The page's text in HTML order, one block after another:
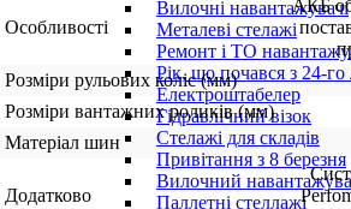
Вилочні навантажувачі
Металеві стелажі
Ремонт і ТО
Рік, що почався з 24-
Електроштабелер
Гідравлічний візок
Стелажі для складів
Привітання з 8 березня
Вилочний
Паллетні стеллажі
Особливості
АКБ
Розміри рульових коліс (мм)
Розміри вантажних роликів (мм)
Матеріал шин
Додатково